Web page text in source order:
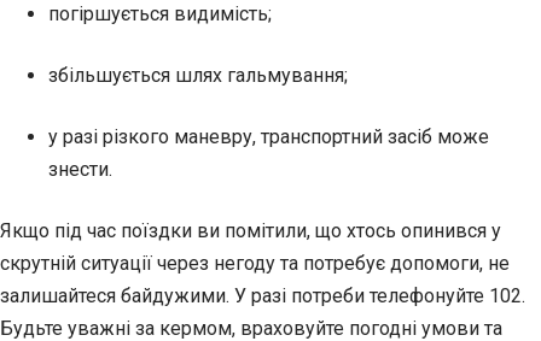
погіршується видимість;
збільшується шлях гальмування;
у разі різкого маневру, транспортний засіб може
знести.
Якщо під час поїздки ви помітили, що хтось опинився у
скрутній ситуації через негоду та потребує допомоги, не
залишайтеся байдужими. У разі потреби телефонуйте 102.
Будьте уважні за кермом, враховуйте погодні умови та